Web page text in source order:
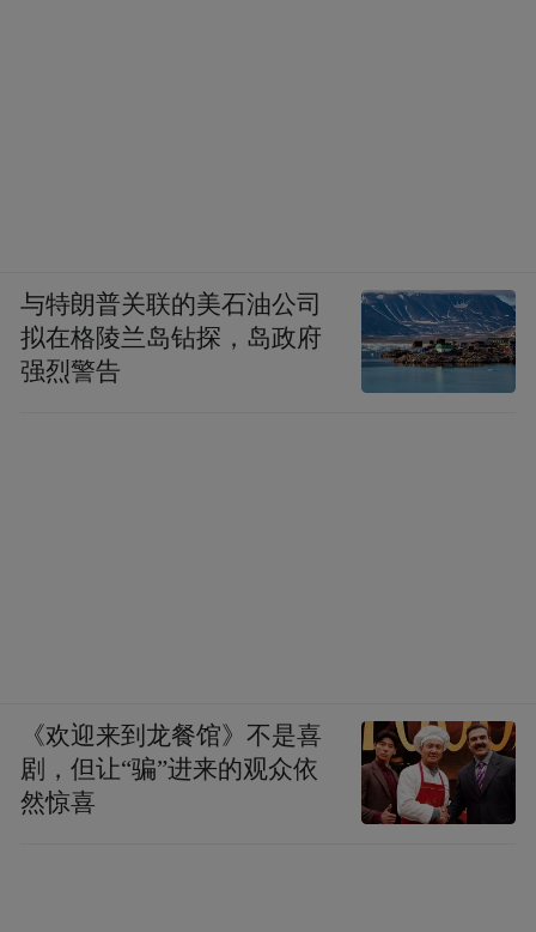
与特朗普关联的美石油公司
拟在格陵兰岛钻探，岛政府
强烈警告
《欢迎来到龙餐馆》不是喜
剧，但让“骗”进来的观众依
然惊喜